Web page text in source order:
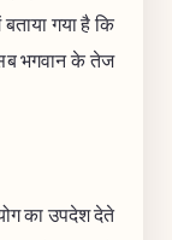
गया है कि
भगवान के तेज
का उपदेश देते